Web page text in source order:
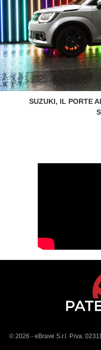
SUZUKI, IL PORTE
© 2026 - eBrave S.r.l. P.iva: